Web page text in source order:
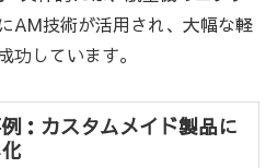
AM技術が活用され、大幅な軽
功しています。
：カスタムメイド製品に